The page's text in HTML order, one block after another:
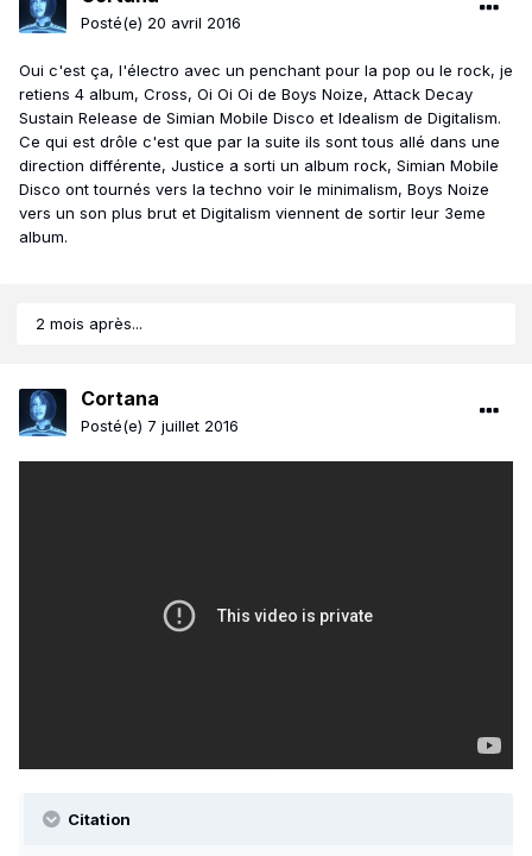
Posté(e) 20 avril 2016
Oui c'est ça, l'électro avec un penchant pour la pop ou le rock, je
retiens 4 album, Cross, Oi Oi Oi de Boys Noize, Attack Decay
Sustain Release de Simian Mobile Disco et Idealism de Digitalism.
Ce qui est drôle c'est que par la suite ils sont tous allé dans une
direction différente, Justice a sorti un album rock, Simian Mobile
Disco ont tournés vers la techno voir le minimalism, Boys Noize
vers un son plus brut et Digitalism viennent de sortir leur 3eme
album.
2 mois après...
Cortana
Posté(e) 7 juillet 2016
Citation